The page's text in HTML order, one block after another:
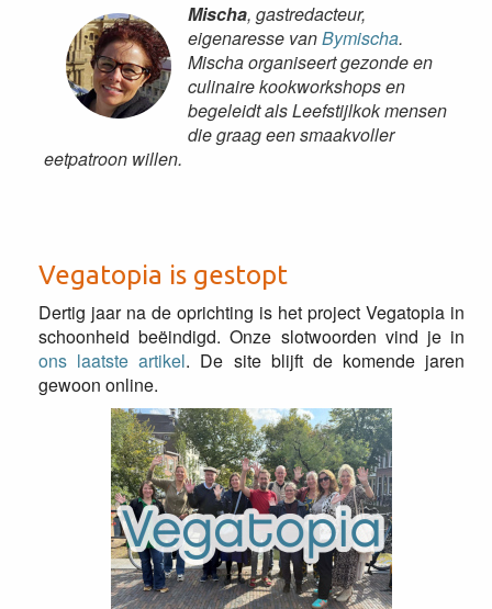
Mischa, gastredacteur,
eigenaresse vanBymischa.
Mischa organiseert gezonde en
culinaire kookworkshops en
begeleidt als Leefstijlkok mensen
die graag een smaakvoller
eetpatroon willen.
Vegatopia is gestopt
Dertig jaar na de oprichting is het project Vegatopia in
schoonheid beëindigd. Onze slotwoorden vind je in
ons laatste artikel. De site blijft de komende jaren
gewoon online.